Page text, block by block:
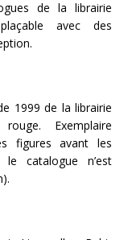
de la librairie
avec des
1999 de la librairie
Exemplaire
figures avant les
catalogue n’est